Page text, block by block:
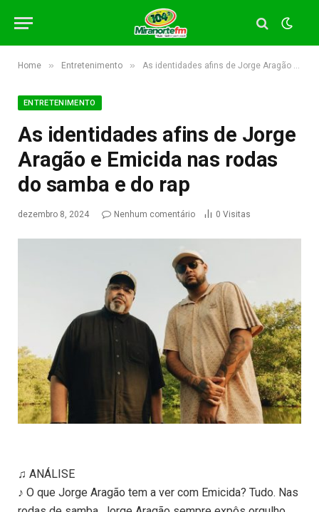
Home » Entretenimento » As identidades afins de Jorge Aragão e Emicida nas rodas do samba e do rap
ENTRETENIMENTO
As identidades afins de Jorge
Aragão e Emicida nas rodas
do samba e do rap
dezembro 8, 2024 Nenhum comentário 0 Visitas
♫ ANÁLISE
♪ O que Jorge Aragão tem a ver com Emicida? Tudo. Nas